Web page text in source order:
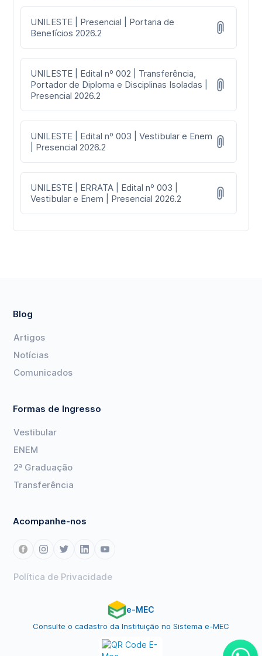
UNILESTE | Presencial | Portaria de
Benefícios 2026.2
UNILESTE | Edital nº 002 | Transferência,
Portador de Diploma e Disciplinas Isoladas |
Presencial 2026.2
UNILESTE | Edital nº 003 | Vestibular e Enem
| Presencial 2026.2
UNILESTE | ERRATA | Edital nº 003 |
Vestibular e Enem | Presencial 2026.2
Blog
Artigos
Notícias
Comunicados
Formas de Ingresso
Vestibular
ENEM
2ª Graduação
Transferência
Acompanhe-nos
Política de Privacidade
e-MEC
Consulte o cadastro da Instituição no Sistema e-MEC